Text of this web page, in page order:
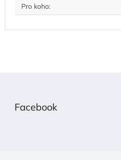
Pro koho:
Facebook